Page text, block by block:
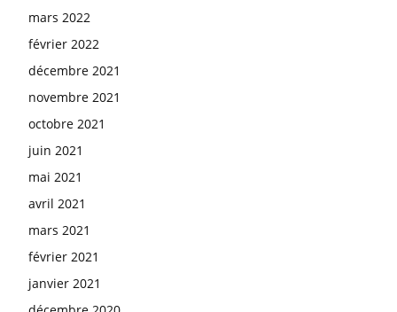
mars 2022
février 2022
décembre 2021
novembre 2021
octobre 2021
juin 2021
mai 2021
avril 2021
mars 2021
février 2021
janvier 2021